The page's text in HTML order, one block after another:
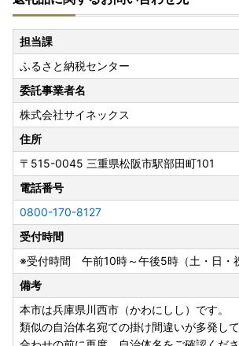
担当課
ふるさと納税センター
委託事業者名
株式会社サイネックス
住所
〒515-0045 三重県松阪市駅部田町101
電話番号
0800-170-8127
受付時間
※受付時間 午前10時～午後5時（土・日・
備考
本市は兵庫県川西市（かわにしし）です。
類似の自治体名宛ての掛け間違いが多発し